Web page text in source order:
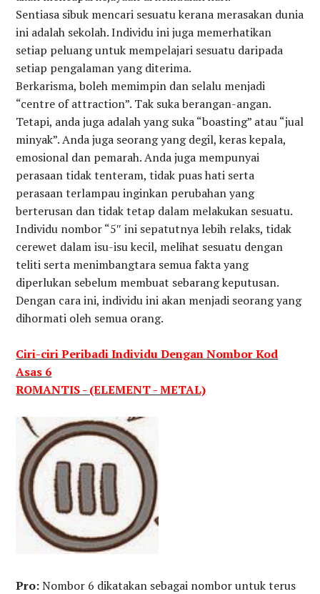
Sentiasa sibuk mencari sesuatu kerana merasakan dunia
ini adalah sekolah. Individu ini juga memerhatikan
setiap peluang untuk mempelajari sesuatu daripada
setiap pengalaman yang diterima.
Berkarisma, boleh memimpin dan selalu menjadi
“centre of attraction”. Tak suka berangan-angan.
Tetapi, anda juga adalah yang suka “boasting” atau “jual
minyak”. Anda juga seorang yang degil, keras kepala,
emosional dan pemarah. Anda juga mempunyai
perasaan tidak tenteram, tidak puas hati serta
perasaan terlampau inginkan perubahan yang
berterusan dan tidak tetap dalam melakukan sesuatu.
Individu nombor “5″ ini sepatutnya lebih relaks, tidak
cerewet dalam isu-isu kecil, melihat sesuatu dengan
teliti serta menimbangtara semua fakta yang
diperlukan sebelum membuat sebarang keputusan.
Dengan cara ini, individu ini akan menjadi seorang yang
dihormati oleh semua orang.
Ciri-ciri Peribadi Individu Dengan Nombor Kod
Asas 6
ROMANTIS - (ELEMENT - METAL)
Pro:Nombor 6 dikatakan sebagai nombor untuk terus